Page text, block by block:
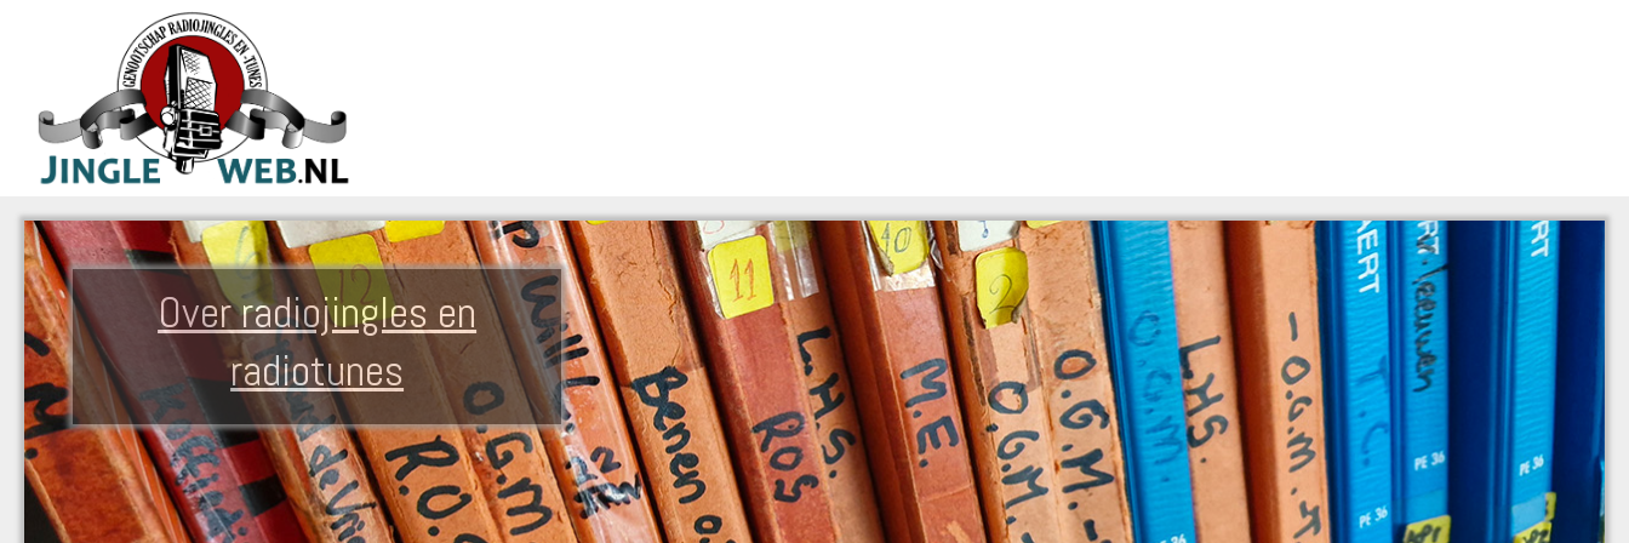
Over radiojingles en
radiotunes